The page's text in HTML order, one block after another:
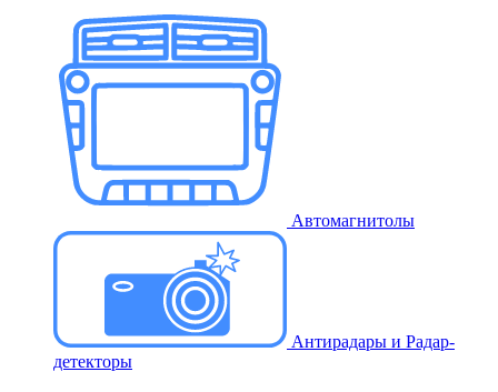
Автомагнитолы
Антирадары и Радар-
детекторы